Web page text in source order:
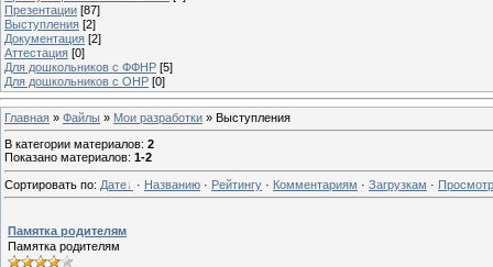
Презентации [87]
Выступления [2]
Документация [2]
Аттестация [0]
Для дошкольников с ФФНР [5]
Для дошкольников с ОНР [0]
Главная » Файлы » Мои разработки » Выступления
В категории материалов: 2
Показано материалов: 1-2
Сортировать по: Дате · Названию · Рейтингу · Комментариям · Загрузкам ·
Памятка родителям
Памятка родителям